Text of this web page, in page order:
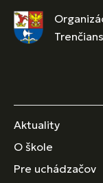
Aktuality
O škole
Pre uchádzačov